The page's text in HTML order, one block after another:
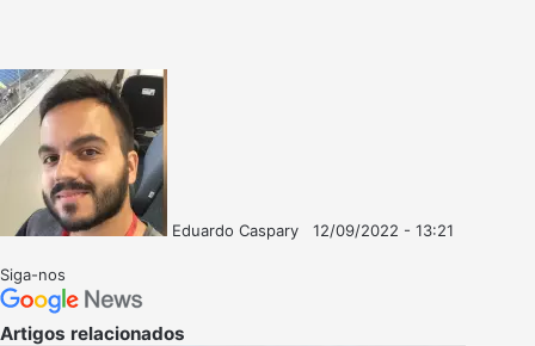
Eduardo Caspary
12/09/2022 - 13:21
Siga-nos
Artigos relacionados